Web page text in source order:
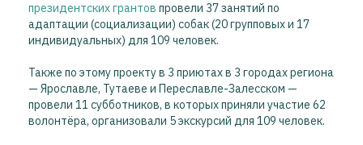
президентских грантов провели 37 занятий по
адаптации (социализации) собак (20 групповых и 17
индивидуальных) для 109 человек.
Также по этому проекту в 3 приютах в 3 городах региона
— Ярославле, Тутаеве и Переславле-Залесском —
провели 11 субботников, в которых приняли участие 62
волонтёра, организовали 5 экскурсий для 109 человек.